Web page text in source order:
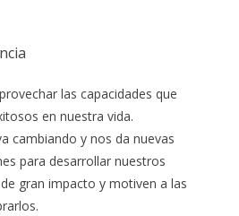
las capacidades que
en nuestra vida.
cambiando y nos da nuevas
para desarrollar nuestros
gran impacto y motiven a las